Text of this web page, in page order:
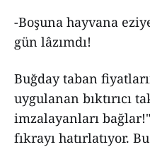
-Boşuna hayvana
gün lâzımdı!
Buğday taban
uygulanan bıktırıcı
imzalayanları
fıkrayı hatırlatıyor.